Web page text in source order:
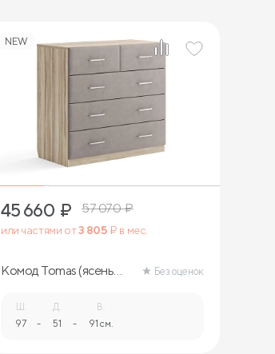
NEW
45 660 ₽ 57 070₽
или частями от3 805 ₽ в мес.
Комод Tomas (ясень
Без оценок
Ш.
97 -
Д.
51 -
В.
91 см.